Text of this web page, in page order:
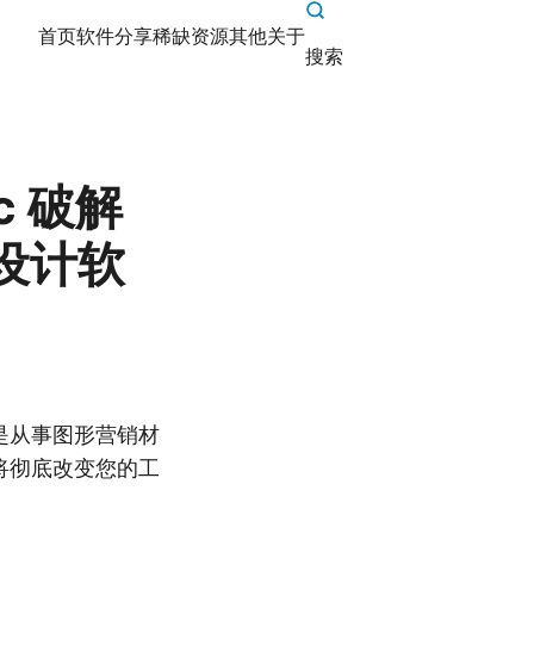
首页软件分享稀缺资源其他关于
搜索
破解
计软
事图形营销材
底改变您的工